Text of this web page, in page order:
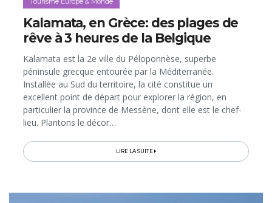
Kalamata, en Grèce: des plages de
rêve à 3 heures de la Belgique
Kalamata est la 2e ville du Péloponnèse, superbe
péninsule grecque entourée par la Méditerranée.
Installée au Sud du territoire, la cité constitue un
excellent point de départ pour explorer la région, en
particulier la province de Messène, dont elle est le chef-
lieu. Plantons le décor…
LIRE LA SUITE